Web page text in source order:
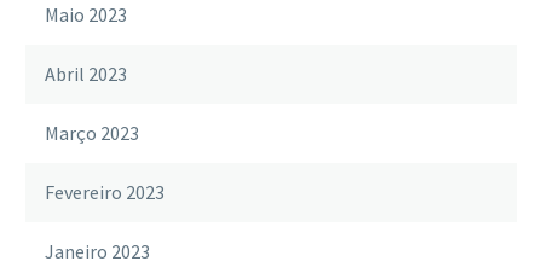
Maio 2023
Abril 2023
Março 2023
Fevereiro 2023
Janeiro 2023